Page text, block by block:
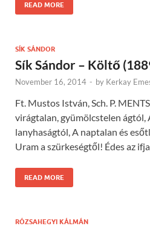
READ MORE
SÍK SÁNDOR
Sík Sándor – Költő
November 16, 2014 - by Kerkay
Ft. Mustos István, Sch. P.
virágtalan, gyümölcstelen ágtól,
lanyhaságtól, A naptalan és
Uram a szürkeségtől! Édes az
READ MORE
RÓZSAHEGYI KÁLMÁN